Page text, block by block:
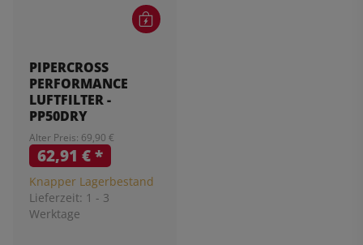
PIPERCROSS
PERFORMANCE
LUFTFILTER -
PP50DRY
Alter Preis: 69,90 €
62,91 €*
Knapper Lagerbestand
Lieferzeit: 1 - 3
Werktage